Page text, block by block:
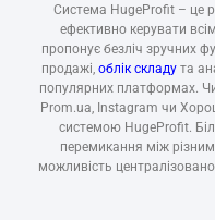
Система HugeProfit – це
ефективно керувати
пропонує безліч зручних
продажі, облік складута
популярних платформах.
Prom.ua, Instagram чи
системою HugeProfit.
перемикання між
можливість